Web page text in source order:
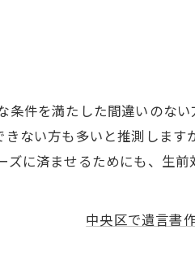
件を満たした間違いのない
ない方も多いと推測します
に済ませるためにも、生前
中央区で遺言書